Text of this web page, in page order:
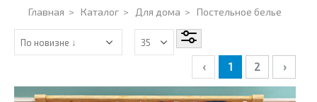
Главная > Каталог > Для дома > Постельное белье
‹ 1 2 ›